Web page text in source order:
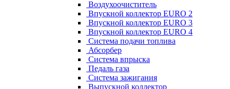
Воздухоочиститель
Впускной коллектор EURO 2
Впускной коллектор EURO 3
Впускной коллектор EURO 4
Система подачи топлива
Абсорбер
Система впрыска
Педаль газа
Система зажигания
Выпускной коллектор